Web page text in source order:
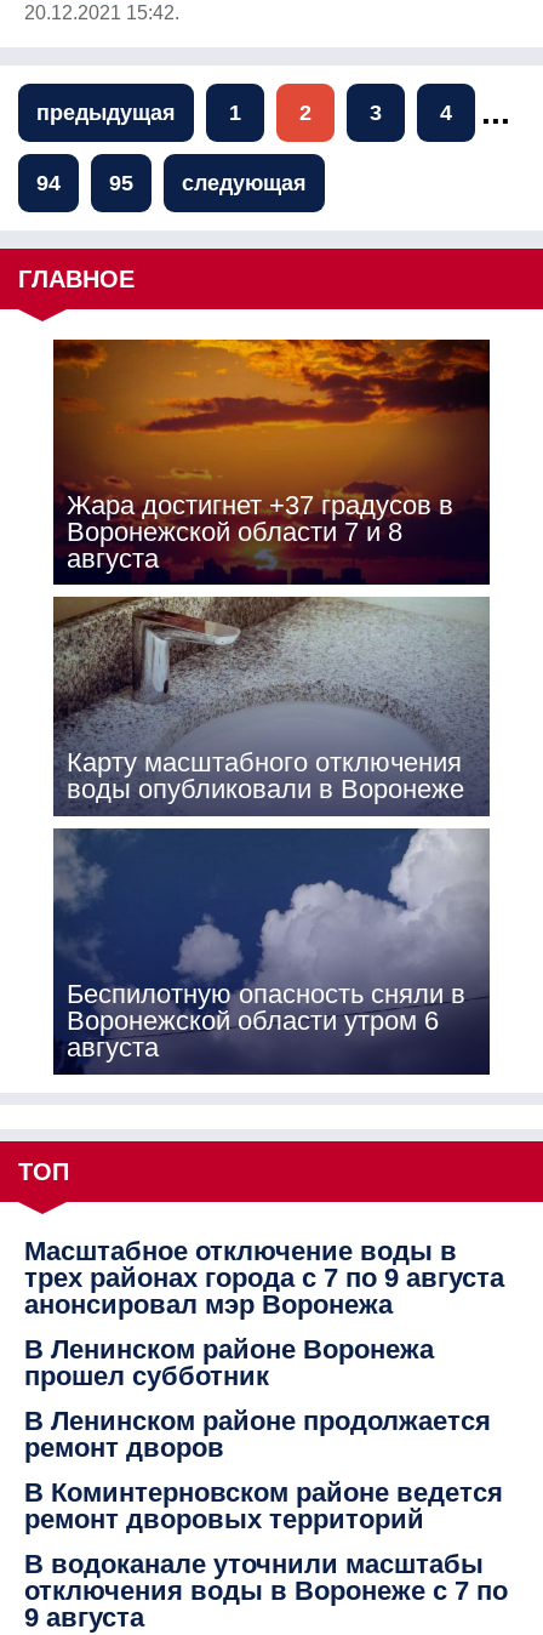
20.12.2021 15:42.
предыдущая 1 2 3 4 ...
94 95 следующая
ГЛАВНОЕ
Жара достигнет +37 градусов в
Воронежской области 7 и 8
августа
Карту масштабного отключения
воды опубликовали в Воронеже
Беспилотную опасность сняли в
Воронежской области утром 6
августа
ТОП
Масштабное отключение воды в
трех районах города с 7 по 9 августа
анонсировал мэр Воронежа
В Ленинском районе Воронежа
прошел субботник
В Ленинском районе продолжается
ремонт дворов
В Коминтерновском районе ведется
ремонт дворовых территорий
В водоканале уточнили масштабы
отключения воды в Воронеже с 7 по
9 августа